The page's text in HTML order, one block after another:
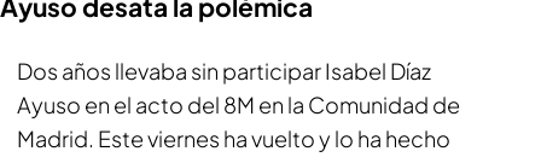
Ayuso desata la polémica
Dos años llevaba sin participar Isabel Díaz
Ayuso en el acto del 8M en la Comunidad de
Madrid. Este viernes ha vuelto y lo ha hecho